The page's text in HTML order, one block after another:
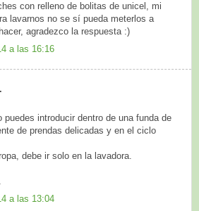
con relleno de bolitas de unicel, mi
lavarnos no se sí pueda meterlos a
agradezco la respuesta :)
a las 16:16
introducir dentro de una funda de
de prendas delicadas y en el ciclo
debe ir solo en la lavadora.
a las 13:04